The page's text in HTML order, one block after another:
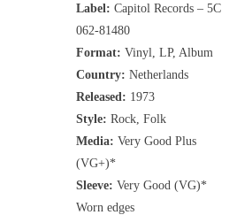
Label: Capitol Records ‎– 5C
062-81480
Format: Vinyl, LP, Album
Country: Netherlands
Released: 1973
Style: Rock, Folk
Media: Very Good Plus
(VG+)*
Sleeve: Very Good (VG)*
Worn edges